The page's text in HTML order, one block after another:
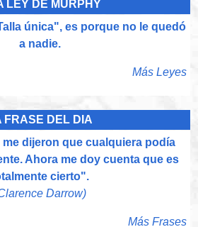
LEY DE MURPHY
única", es porque no le quedó
a nadie.
Más Leyes
FRASE DEL DIA
dijeron que cualquiera podía
Ahora me doy cuenta que es
cierto".
Darrow)
Más Frases